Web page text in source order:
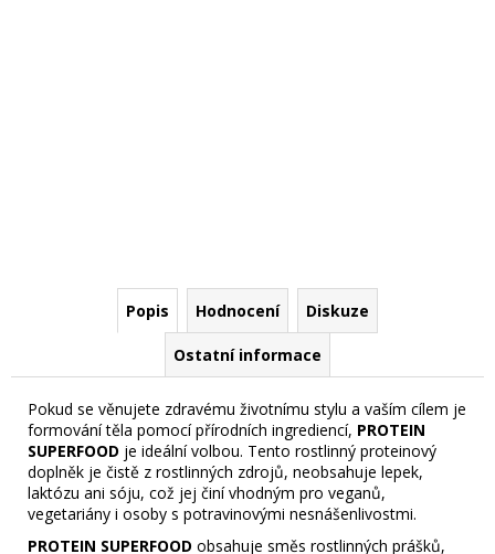
Popis Hodnocení Diskuze
Ostatní informace
Pokud se věnujete zdravému životnímu stylu a vaším cílem je
formování těla pomocí přírodních ingrediencí, PROTEIN
SUPERFOOD je ideální volbou. Tento rostlinný proteinový
doplněk je čistě z rostlinných zdrojů, neobsahuje lepek,
laktózu ani sóju, což jej činí vhodným pro veganů,
vegetariány i osoby s potravinovými nesnášenlivostmi.
PROTEIN SUPERFOOD obsahuje směs rostlinných prášků,